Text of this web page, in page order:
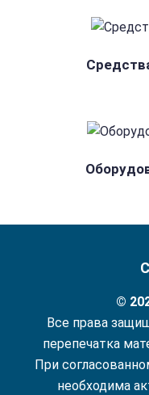
©
Все права
перепечатка
При
необходима